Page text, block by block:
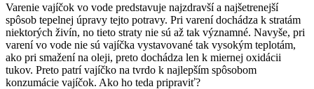
Varenie vajíčok vo vode predstavuje najzdravší a najšetrenejší
spôsob tepelnej úpravy tejto potravy. Pri varení dochádza k stratám
niektorých živín, no tieto straty nie sú až tak významné. Navyše, pri
varení vo vode nie sú vajíčka vystavované tak vysokým teplotám,
ako pri smažení na oleji, preto dochádza len k miernej oxidácii
tukov. Preto patrí vajíčko na tvrdo k najlepším spôsobom
konzumácie vajíčok. Ako ho teda pripraviť?